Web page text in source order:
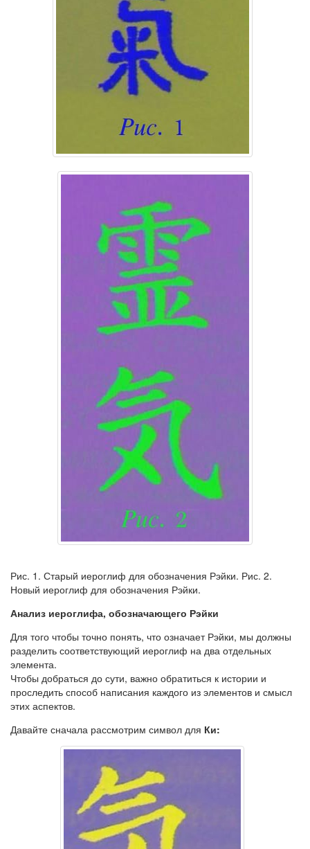
Рис. 1. Старый иероглиф для обозначения Рэйки. Рис. 2.
Новый иероглиф для обозначения Рэйки.
Анализ иероглифа, обозначающего Рэйки
Для того чтобы точно понять, что означает Рэйки, мы должны
разделить соответствующий иероглиф на два от­дельных
элемента.
Чтобы добраться до сути, важно обра­титься к истории и
проследить способ написания каждого из элементов и смысл
этих аспектов.
Давайте сначала рассмотрим символ для Ки: